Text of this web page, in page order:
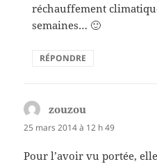
réchauffement
semaines… 🙂
RÉPONDRE
zouzou
25 mars 2014 à 12 h 49
Pour l’avoir vu portée,